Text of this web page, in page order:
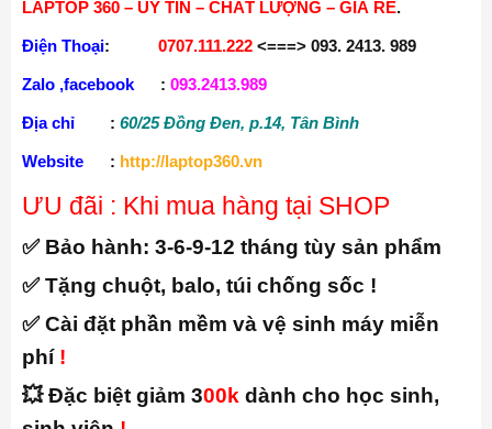
Địa chỉ: 60/25 Đồng Đen, p.14, Tân Bình
Website http://laptop360.vn
ƯU đãi : Khi mua hàng tại SHOP
✅ Bảo hành:3-6-9-12 tháng tùy sản phẩm
✅ Tặng chuột, balo, túi chống sốc !
✅ Cài đặt phần mềm và vệ sinh máy miễn
phí!
💥 Đặc biệt giảm 300kdành cho học sinh,
sinh viên !
<<< Tất cả sản phẩm
check! >>>